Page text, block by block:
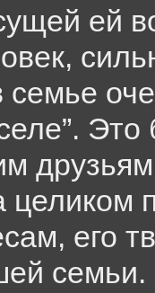
ей
семье
его
семьи.